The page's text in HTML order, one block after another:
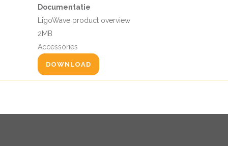
Documentatie
LigoWave product overview
2MB
Accessories
DOWNLOAD